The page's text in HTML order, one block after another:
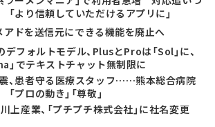
より信頼していただけるアプリに」
アドを送信元にできる機能を廃止へ
デフォルトモデル、PlusとProは「Sol」に、
」でテキストチャット無制限に
、患者守る医療スタッフ……熊本総合病院
プロの動き」「尊敬」
川上産業、「プチプチ株式会社」に社名変更